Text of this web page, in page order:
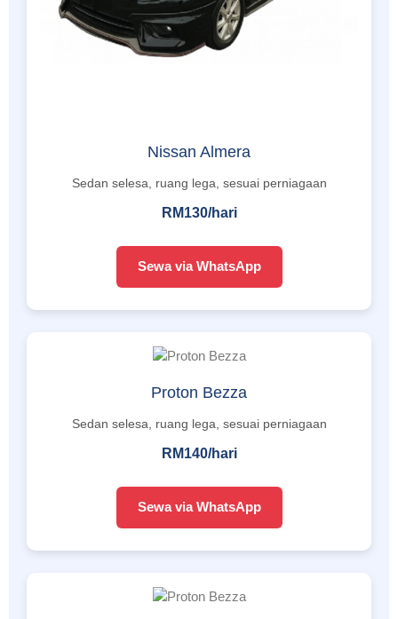
Nissan Almera
Sedan selesa, ruang lega, sesuai perniagaan
RM130/hari
Sewa via WhatsApp
Proton Bezza
Sedan selesa, ruang lega, sesuai perniagaan
RM140/hari
Sewa via WhatsApp